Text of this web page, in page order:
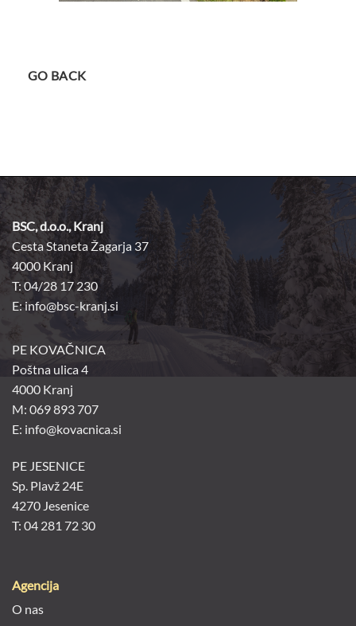
GO BACK
BSC, d.o.o., Kranj
Cesta Staneta Žagarja 37
4000 Kranj
T: 04/28 17 230
E:info@bsc-kranj.si
PE KOVAČNICA
Poštna ulica 4
4000 Kranj
M: 069 893 707
E: info@kovacnica.si
PE JESENICE
Sp. Plavž 24E
4270 Jesenice
T: 04 281 72 30
Agencija
O nas